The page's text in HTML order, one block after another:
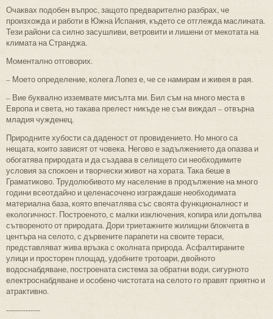
Очаквах подобен въпрос, защото предварително разбрах, че
произхожда и работи в Южна Испания, където се отглежда маслината.
Тези райони са силно засушливи, ветровити и лишени от мекотата на
климата на Странджа.
Моментално отговорих.
– Моето определение, колега Лопез е, че се намирам и живея в рая.
– Вие буквално изземвате мисълта ми. Бил съм на много места в
Европа и света, но такава прелест никъде не съм виждал – отвърна
младия чужденец.
Природните хубости са даденост от провидението. Но много са
нещата, които зависят от човека. Негово е задължението да опазва и
обогатява природата и да създава в селището си необходимите
условия за спокоен и творчески живот на хората. Така беше в
Граматиково. Трудолюбивото му население в продължение на много
години всеотдайно и целенасочено изграждаше необходимата
материална база, която впечатлява със своята функционалност и
екологичност. Построеното, с малки изключения, копира или допълва
сътвореното от природата. Дори триетажните жилищни блокчета в
центъра на селото, с дървените парапети на своите тераси,
представляват жива връзка с околната природа. Асфалтираните
улици и просторен площад, удобните тротоари, двойното
водоснабдяване, построената система за обратни води, сигурното
електроснабдяване и особено чистотата на селото го правят приятно и
атрактивно.
--------------